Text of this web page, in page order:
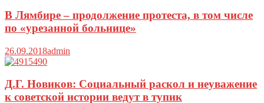
В Лямбире – продолжение протеста, в том числе
по «урезанной больнице»
26.09.2018admin
Д.Г. Новиков: Социальный раскол и неуважение
к советской истории ведут в тупик